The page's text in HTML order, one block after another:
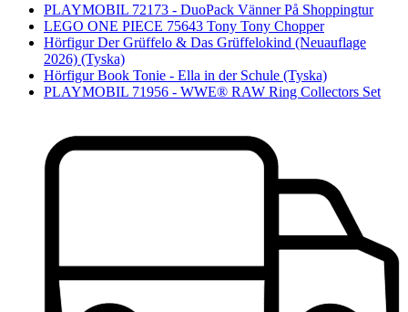
PLAYMOBIL 72173 - DuoPack Vänner På Shoppingtur
LEGO ONE PIECE 75643 Tony Tony Chopper
Hörfigur Der Grüffelo & Das Grüffelokind (Neuauflage
2026) (Tyska)
Hörfigur Book Tonie - Ella in der Schule (Tyska)
PLAYMOBIL 71956 - WWE® RAW Ring Collectors Set